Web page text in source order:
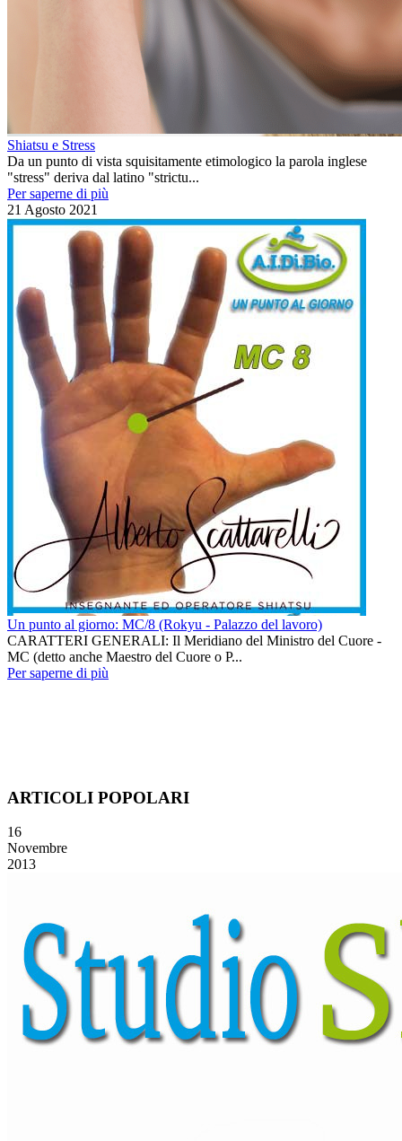
Shiatsu e Stress
Da un punto di vista squisitamente etimologico la parola inglese
"stress" deriva dal latino "strictu...
Per saperne di più
21 Agosto 2021
Un punto al giorno: MC/8 (Rokyu - Palazzo del lavoro)
CARATTERI GENERALI: Il Meridiano del Ministro del Cuore -
MC (detto anche Maestro del Cuore o P...
Per saperne di più
ARTICOLI POPOLARI
16
Novembre
2013